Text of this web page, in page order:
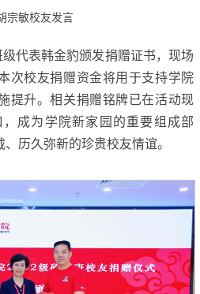
宗敏校友发言
级代表韩金豹颁发捐赠证书，现场
次校友捐赠资金将用于支持学院
提升。相关捐赠铭牌已在活动现
成为学院新家园的重要组成部
历久弥新的珍贵校友情谊。